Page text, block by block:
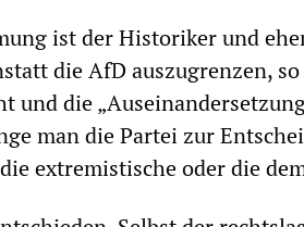
ist der Historiker und
die AfD auszugrenzen, so
und die
man die Partei zur
extremistische oder die